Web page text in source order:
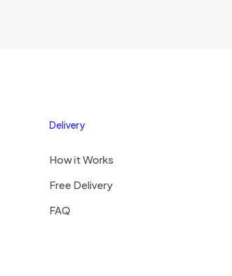
Delivery
How it Works
Free Delivery
FAQ